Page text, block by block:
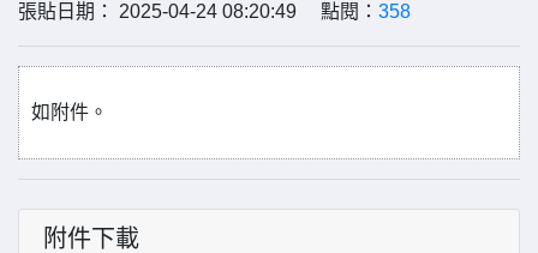
張貼日期： 2025-04-24 08:20:49 點閱： 358
如附件。
附件下載